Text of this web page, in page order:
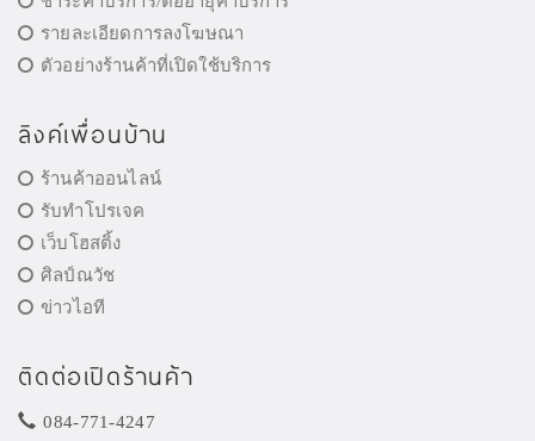
รายละเอียดการลงโฆษณา
ตัวอย่างร้านค้าที่เปิดใช้บริการ
ลิงค์เพื่อนบ้าน
ร้านค้าออนไลน์
รับทำโปรเจค
เว็บโฮสติ้ง
ศิลป์ณวัช
ข่าวไอที
ติดต่อเปิดร้านค้า
084-771-4247